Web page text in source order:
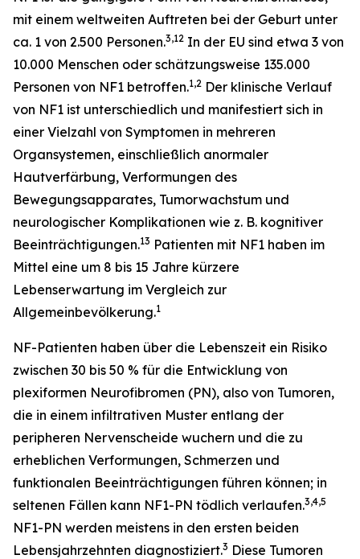
mit einem weltweiten Auftreten bei der Geburt unter
ca. 1 von 2.500 Personen.3,12 In der EU sind etwa 3 von
10.000 Menschen oder schätzungsweise 135.000
Personen von NF1 betroffen.1,2 Der klinische Verlauf
von NF1 ist unterschiedlich und manifestiert sich in
einer Vielzahl von Symptomen in mehreren
Organsystemen, einschließlich anormaler
Hautverfärbung, Verformungen des
Bewegungsapparates, Tumorwachstum und
neurologischer Komplikationen wie z. B. kognitiver
Beeinträchtigungen.13 Patienten mit NF1 haben im
Mittel eine um 8 bis 15 Jahre kürzere
Lebenserwartung im Vergleich zur
Allgemeinbevölkerung.1
NF-Patienten haben über die Lebenszeit ein Risiko
zwischen 30 bis 50 % für die Entwicklung von
plexiformen Neurofibromen (PN), also von Tumoren,
die in einem infiltrativen Muster entlang der
peripheren Nervenscheide wuchern und die zu
erheblichen Verformungen, Schmerzen und
funktionalen Beeinträchtigungen führen können; in
seltenen Fällen kann NF1-PN tödlich verlaufen.3,4,5
NF1-PN werden meistens in den ersten beiden
Lebensjahrzehnten diagnostiziert.3 Diese Tumoren